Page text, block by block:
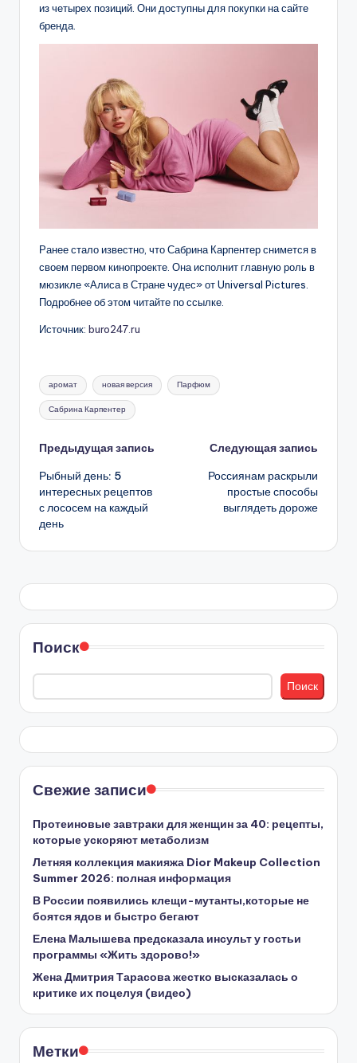
из четырех позиций. Они доступны для покупки на сайте
бренда.
Ранее стало известно, что Сабрина Карпентер снимется в
своем первом кинопроекте. Она исполнит главную роль в
мюзикле «Алиса в Стране чудес» от Universal Pictures.
Подробнее об этом читайте по ссылке.
Источник: buro247.ru
Метки:
аромат новая версия Парфюм
Сабрина Карпентер
Навигация
записи
Предыдущая запись
Рыбный день: 5
интересных рецептов
с лососем на каждый
день
Следующая запись
Россиянам раскрыли
простые способы
выглядеть дороже
Поиск
Поиск
Свежие записи
Протеиновые завтраки для женщин за 40: рецепты,
которые ускоряют метаболизм
Летняя коллекция макияжа Dior Makeup Collection
Summer 2026: полная информация
В России появились клещи-мутанты,которые не
боятся ядов и быстро бегают
Елена Малышева предсказала инсульт у гостьи
программы «Жить здорово!»
Жена Дмитрия Тарасова жестко высказалась о
критике их поцелуя (видео)
Метки